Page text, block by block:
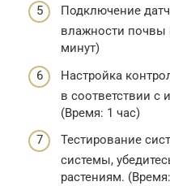
Подключение
влажности почвы
минут)
Настройка
в соответствии с
(Время: 1 час)
Тестирование
системы,
растениям.